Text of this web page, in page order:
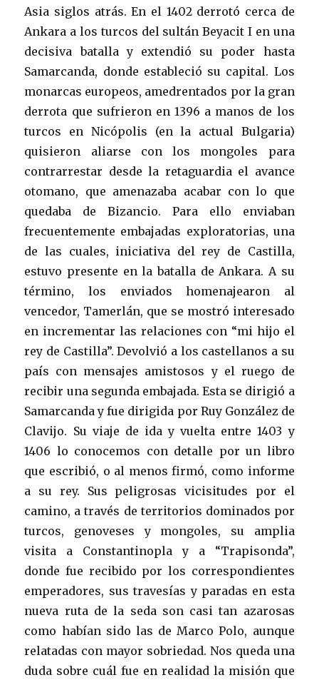
Asia siglos atrás. En el 1402 derrotó cerca de
Ankara a los turcos del sultán Beyacit I en una
decisiva batalla y extendió su poder hasta
Samarcanda, donde estableció su capital. Los
monarcas europeos, amedrentados por la gran
derrota que sufrieron en 1396 a manos de los
turcos en Nicópolis (en la actual Bulgaria)
quisieron aliarse con los mongoles para
contrarrestar desde la retaguardia el avance
otomano, que amenazaba acabar con lo que
quedaba de Bizancio. Para ello enviaban
frecuentemente embajadas exploratorias, una
de las cuales, iniciativa del rey de Castilla,
estuvo presente en la batalla de Ankara. A su
término, los enviados homenajearon al
vencedor, Tamerlán, que se mostró interesado
en incrementar las relaciones con “mi hijo el
rey de Castilla”. Devolvió a los castellanos a su
país con mensajes amistosos y el ruego de
recibir una segunda embajada. Esta se dirigió a
Samarcanda y fue dirigida por Ruy González de
Clavijo. Su viaje de ida y vuelta entre 1403 y
1406 lo conocemos con detalle por un libro
que escribió, o al menos firmó, como informe
a su rey. Sus peligrosas vicisitudes por el
camino, a través de territorios dominados por
turcos, genoveses y mongoles, su amplia
visita a Constantinopla y a “Trapisonda”,
donde fue recibido por los correspondientes
emperadores, sus travesías y paradas en esta
nueva ruta de la seda son casi tan azarosas
como habían sido las de Marco Polo, aunque
relatadas con mayor sobriedad. Nos queda una
duda sobre cuál fue en realidad la misión que